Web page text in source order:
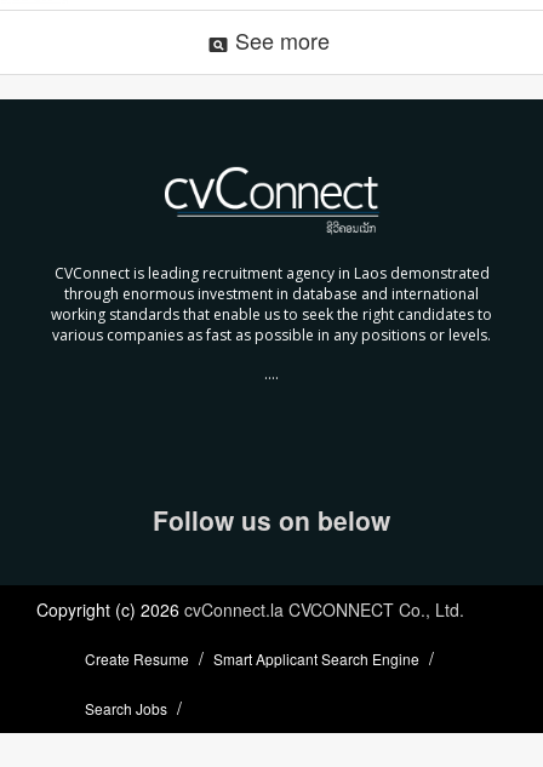
pageview See more
CVConnect is leading recruitment agency in Laos demonstrated
through enormous investment in database and international
working standards that enable us to seek the right candidates to
various companies as fast as possible in any positions or levels.
....
Follow us on below
Copyright (c) 2026 cvConnect.la CVCONNECT Co., Ltd.
Create Resume Smart Applicant Search Engine
Search Jobs